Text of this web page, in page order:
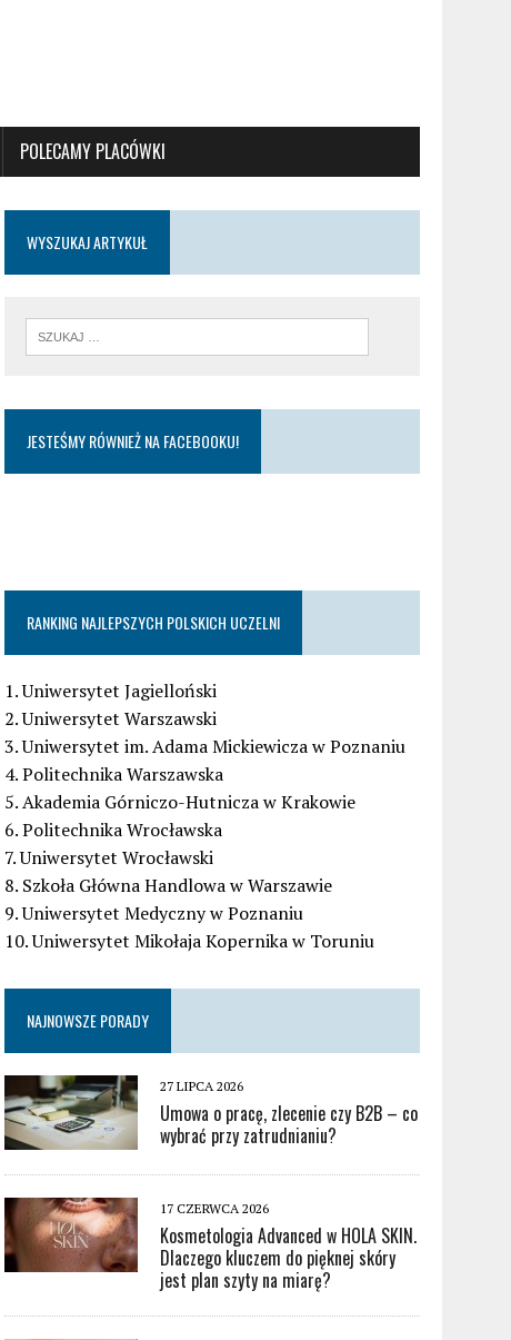
POLECAMY PLACÓWKI
WYSZUKAJ ARTYKUŁ
JESTEŚMY RÓWNIEŻ NA FACEBOOKU!
RANKING NAJLEPSZYCH POLSKICH UCZELNI
1. Uniwersytet Jagielloński
2. Uniwersytet Warszawski
3. Uniwersytet im. Adama Mickiewicza w Poznaniu
4. Politechnika Warszawska
5. Akademia Górniczo-Hutnicza w Krakowie
6. Politechnika Wrocławska
7. Uniwersytet Wrocławski
8. Szkoła Główna Handlowa w Warszawie
9. Uniwersytet Medyczny w Poznaniu
10. Uniwersytet Mikołaja Kopernika w Toruniu
NAJNOWSZE PORADY
27 LIPCA 2026
Umowa o pracę, zlecenie czy B2B – co
wybrać przy zatrudnianiu?
17 CZERWCA 2026
Kosmetologia Advanced w HOLA SKIN.
Dlaczego kluczem do pięknej skóry
jest plan szyty na miarę?